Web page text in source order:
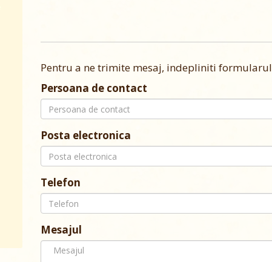
Pentru a ne trimite mesaj, indepliniti formularul
Persoana de contact
Posta electronica
Telefon
Mesajul